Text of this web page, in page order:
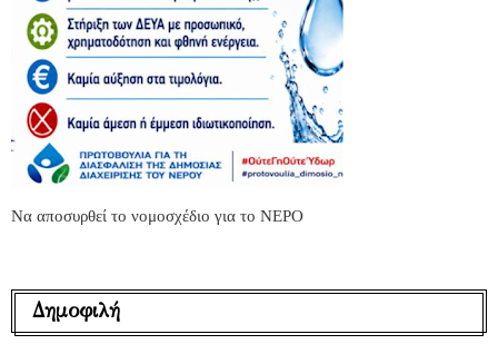
Να αποσυρθεί το νομοσχέδιο για το ΝΕΡΟ
Δημοφιλή